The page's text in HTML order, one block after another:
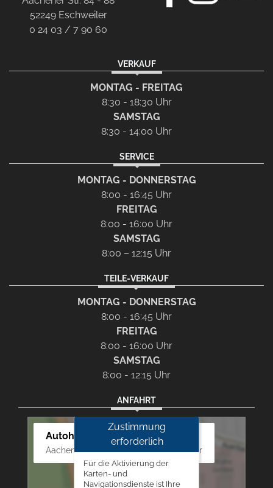
52249 Eschweiler
0 24 03 / 7 90 60
VERKAUF
MONTAG - FREITAG
8:30 - 18:30 Uhr
SAMSTAG
8:30 - 14:00 Uhr
SERVICE
MONTAG - DONNERSTAG
8:00 - 16:45 Uhr
FREITAG
8:00 - 16:00 Uhr
SAMSTAG
8:00 – 12:15 Uhr
TEILE-VERKAUF
MONTAG - DONNERSTAG
8:00 - 16:45 Uhr
FREITAG
8:00 - 16:00 Uhr
SAMSTAG
8:00 - 12:15 Uhr
ANFAHRT
Autohaus Westphal
Aachener Str. 84 - 88, 52249 Eschweiler
Zustimmung
erforderlich
Für die Aktivierung der
Karten- und
Navigationsdienste ist Ihre